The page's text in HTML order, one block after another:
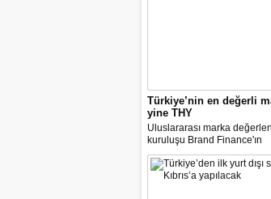
Türkiye’nin en değerli
yine THY
Uluslararası marka
kuruluşu Brand Finance'ın
araştırmasına göre Türk
milyar dolara yaklaşan
bu yıl da "Türkiye'nin en